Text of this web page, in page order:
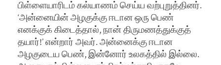
பிள்ளையாரிடம் கல்யாணம் செய்ய வற்புறுத்தினர்.
‘அன்னையின் அழகுக்கு ஈடான ஒரு பெண்
எனக்குக் கிடைத்தால், நான் திருமணத்துக்குத்
தயார்!’ என்றார் அவர். அன்னைக்கு ஈடான
அழகுடைய பெண், இன்னோர் உலகத்தில் இல்லை.